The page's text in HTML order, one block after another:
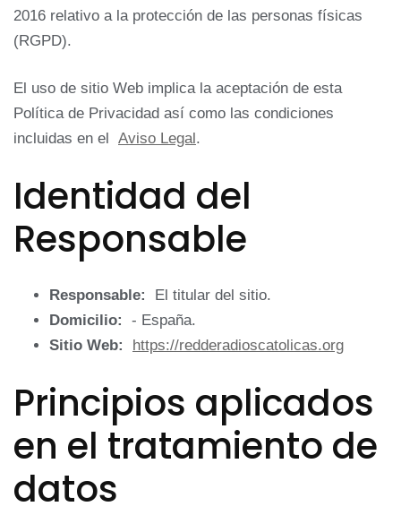
2016 relativo a la protección de las personas físicas
(RGPD).
El uso de sitio Web implica la aceptación de esta
Política de Privacidad así como las condiciones
incluidas en el Aviso Legal.
Identidad del
Responsable
Responsable:
El titular del sitio.
Domicilio:
- España.
Sitio Web:
https://redderadioscatolicas.org
Principios aplicados
en el tratamiento de
datos